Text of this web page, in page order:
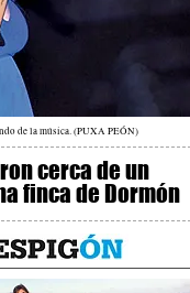
de la música. (PUXA PEÓN)
cerca de un
finca de Dormón